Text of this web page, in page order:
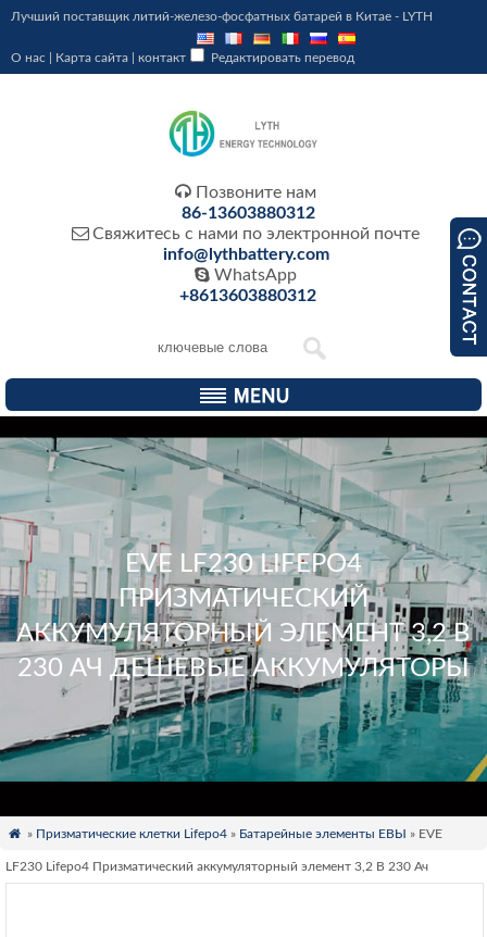
Лучший поставщик литий-железо-фосфатных батарей в Китае - LYTH
О нас Карта сайта контакт Редактировать перевод
 Позвоните нам
86-13603880312
 Свяжитесь с нами по электронной почте
info@lythbattery.com
 WhatsApp
+8613603880312
EVE LF230 LIFEPO4
ПРИЗМАТИЧЕСКИЙ
АККУМУЛЯТОРНЫЙ ЭЛЕМЕНТ 3,2 В
230 АЧ ДЕШЕВЫЕ АККУМУЛЯТОРЫ
 » Призматические клетки Lifepo4» Батарейные элементы ЕВЫ » EVE
LF230 Lifepo4 Призматический аккумуляторный элемент 3,2 В 230 Ач